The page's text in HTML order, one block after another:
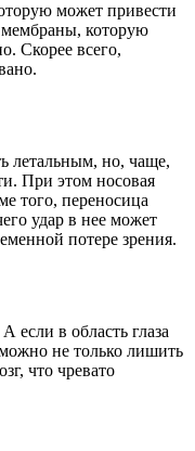
может привести
мембраны, которую
Скорее всего,
летальным, но, чаще,
При этом носовая
того, переносица
удар в нее может
потере зрения.
если в область глаза
не только лишить
что чревато